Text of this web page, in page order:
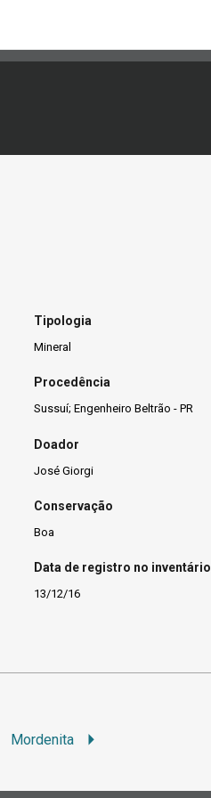
Tipologia
Mineral
Procedência
Sussuí; Engenheiro Beltrão - PR
Doador
José Giorgi
Conservação
Boa
Data de registro no inventário
13/12/16
Mordenita